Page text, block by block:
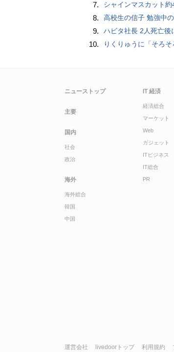
7. シャインマスカット
8. 高校生の信子 勉強中
9. ハビタ社長 2人死亡後
10. りくりゅうに「そろそ
ニューストップ
主要
国内
社会
政治
海外
海外総合
韓国
中国
IT 経済
経済総合
マーケット
Web
ガジェット
ITビジネス
IT総合
PR
運営会社 livedoorトップ 利用規約